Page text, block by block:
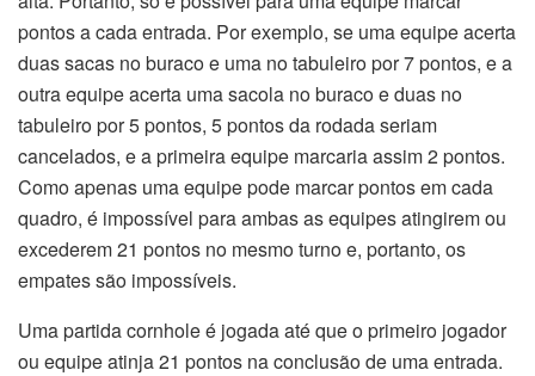
pontos a cada entrada. Por exemplo, se uma equipe acerta
duas sacas no buraco e uma no tabuleiro por 7 pontos, e a
outra equipe acerta uma sacola no buraco e duas no
tabuleiro por 5 pontos, 5 pontos da rodada seriam
cancelados, e a primeira equipe marcaria assim 2 pontos.
Como apenas uma equipe pode marcar pontos em cada
quadro, é impossível para ambas as equipes atingirem ou
excederem 21 pontos no mesmo turno e, portanto, os
empates são impossíveis.
Uma partida cornhole é jogada até que o primeiro jogador
ou equipe atinja 21 pontos na conclusão de uma entrada.